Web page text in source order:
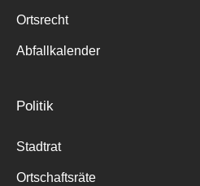
Ortsrecht
Abfallkalender
Politik
Stadtrat
Ortschaftsräte